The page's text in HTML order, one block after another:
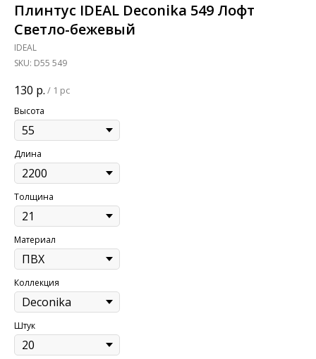
Плинтус IDEAL Deconika 549 Лофт
Светло-бежевый
IDEAL
SKU: D55 549
130 р. / 1 pc
Высота
Длина
Толщина
Материал
Коллекция
Штук